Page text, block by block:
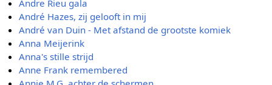
Andre Rieu gala
André Hazes, zij gelooft in mij
André van Duin - Met afstand de grootste komiek
Anna Meijerink
Anna's stille strijd
Anne Frank remembered